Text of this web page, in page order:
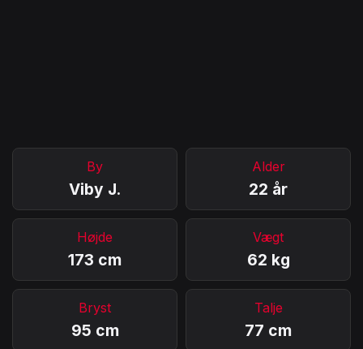
By
Viby J.
Alder
22 år
Højde
173 cm
Vægt
62 kg
Bryst
95 cm
Talje
77 cm